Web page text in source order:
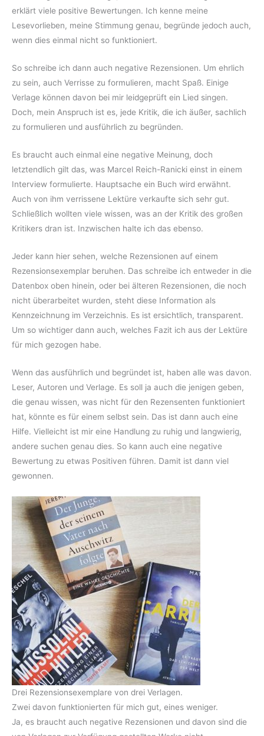
erklärt viele positive Bewertungen. Ich kenne meine
Lesevorlieben, meine Stimmung genau, begründe jedoch auch,
wenn dies einmal nicht so funktioniert.
So schreibe ich dann auch negative Rezensionen. Um ehrlich
zu sein, auch Verrisse zu formulieren, macht Spaß. Einige
Verlage können davon bei mir leidgeprüft ein Lied singen.
Doch, mein Anspruch ist es, jede Kritik, die ich äußer, sachlich
zu formulieren und ausführlich zu begründen.
Es braucht auch einmal eine negative Meinung, doch
letztendlich gilt das, was Marcel Reich-Ranicki einst in einem
Interview formulierte. Hauptsache ein Buch wird erwähnt.
Auch von ihm verrissene Lektüre verkaufte sich sehr gut.
Schließlich wollten viele wissen, was an der Kritik des großen
Kritikers dran ist. Inzwischen halte ich das ebenso.
Jeder kann hier sehen, welche Rezensionen auf einem
Rezensionsexemplar beruhen. Das schreibe ich entweder in die
Datenbox oben hinein, oder bei älteren Rezensionen, die noch
nicht überarbeitet wurden, steht diese Information als
Kennzeichnung im Verzeichnis. Es ist ersichtlich, transparent.
Um so wichtiger dann auch, welches Fazit ich aus der Lektüre
für mich gezogen habe.
Wenn das ausführlich und begründet ist, haben alle was davon.
Leser, Autoren und Verlage. Es soll ja auch die jenigen geben,
die genau wissen, was nicht für den Rezensenten funktioniert
hat, könnte es für einem selbst sein. Das ist dann auch eine
Hilfe. Vielleicht ist mir eine Handlung zu ruhig und langwierig,
andere suchen genau dies. So kann auch eine negative
Bewertung zu etwas Positiven führen. Damit ist dann viel
gewonnen.
Drei Rezensionsexemplare von drei Verlagen.
Zwei davon funktionierten für mich gut, eines weniger.
Ja, es braucht auch negative Rezensionen und davon sind die